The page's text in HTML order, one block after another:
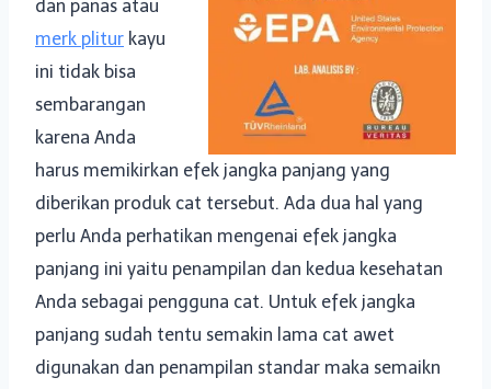
dan panas atau
merk plitur kayu
ini tidak bisa
sembarangan
karena Anda
harus memikirkan efek jangka panjang yang
diberikan produk cat tersebut. Ada dua hal yang
perlu Anda perhatikan mengenai efek jangka
panjang ini yaitu penampilan dan kedua kesehatan
Anda sebagai pengguna cat. Untuk efek jangka
panjang sudah tentu semakin lama cat awet
digunakan dan penampilan standar maka semaikn